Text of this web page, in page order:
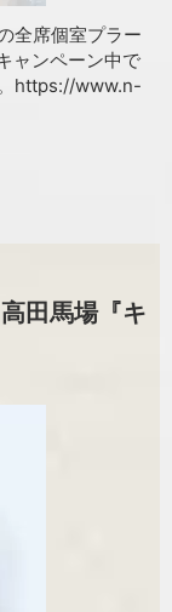
全席個室プラー
ャンペーン中で
https://www.n-
田馬場『キ